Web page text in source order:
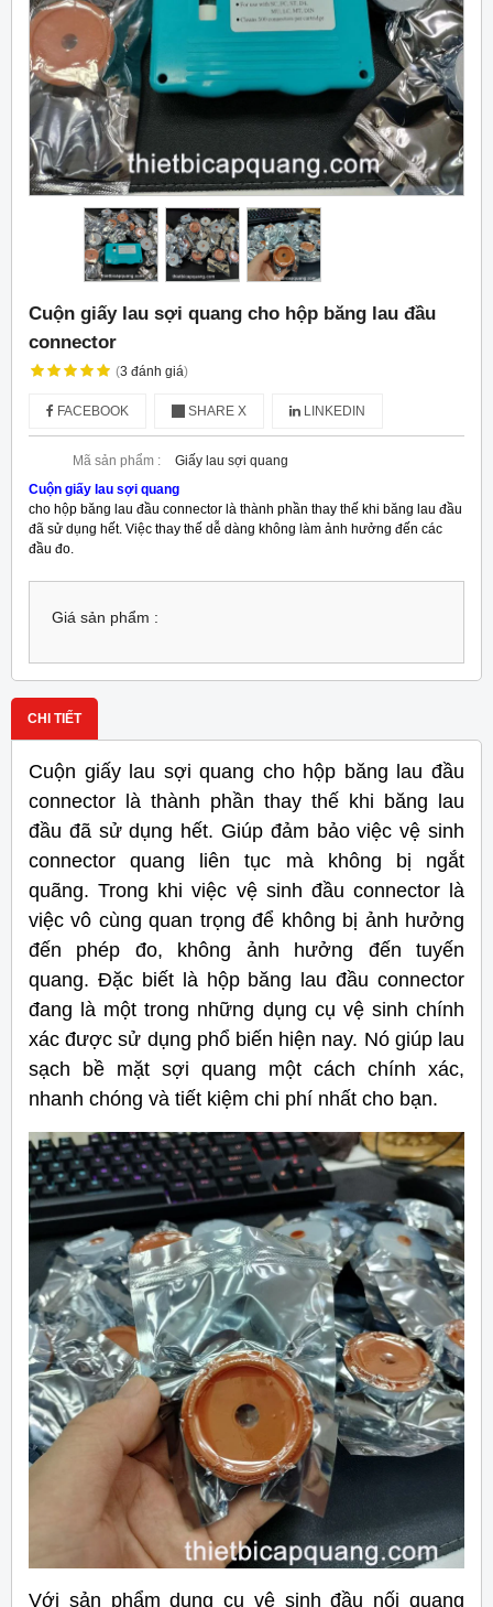
Cuộn giấy lau sợi quang cho hộp băng lau đầu
connector
(3 đánh giá)
FACEBOOK SHARE X LINKEDIN
Mã sản phẩm :
Giấy lau sợi quang
Cuộn giấy lau sợi quang
cho hộp băng lau đầu connector là thành phần thay thế khi băng lau đầu
đã sử dụng hết. Việc thay thế dễ dàng không làm ảnh hưởng đến các
đầu đo.
Giá sản phẩm :
CHI TIẾT
Cuộn giấy lau sợi quang cho hộp băng lau đầu
connector là thành phần thay thế khi băng lau
đầu đã sử dụng hết. Giúp đảm bảo việc vệ sinh
connector quang liên tục mà không bị ngắt
quãng. Trong khi việc vệ sinh đầu connector là
việc vô cùng quan trọng để không bị ảnh hưởng
đến phép đo, không ảnh hưởng đến tuyến
quang. Đặc biết là hộp băng lau đầu connector
đang là một trong những dụng cụ vệ sinh chính
xác được sử dụng phổ biến hiện nay. Nó giúp lau
sạch bề mặt sợi quang một cách chính xác,
nhanh chóng và tiết kiệm chi phí nhất cho bạn.
Với sản phẩm dụng cụ vệ sinh đầu nối quang